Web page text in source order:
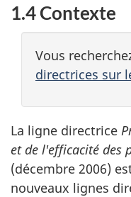
1.4 Contexte
Vous
directrices sur
La ligne directrice
et de l'efficacité des
(décembre 2006)
nouveaux lignes